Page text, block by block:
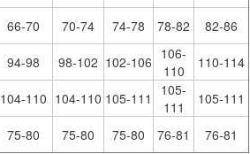
66-70 70-74 74-78 78-82
82-86
94-98 98-102 102-106 106-
110
110-114
104-110 104-110 105-111
105-
111
105-111
75-80 75-80 75-80 76-81
76-81